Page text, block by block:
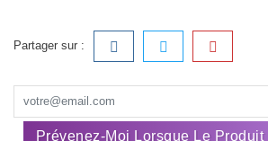
Partager sur :
Prévenez-Moi Lorsque Le